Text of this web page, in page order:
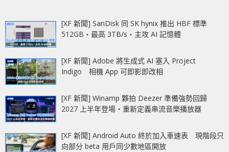
[XF 新聞] SanDisk 同 SK hynix 推出 HBF 標準
512GB‧最高 3TB/s‧主攻 AI 記憶體
[XF 新聞] Adobe 將生成式 AI 塞入 Project
Indigo 相機 App 可即影即改相
[XF 新聞] Winamp 夥拍 Deezer 準備強勢回歸
2027 上半年登場‧重新定義串流音樂播放器
[XF 新聞] Android Auto 終於加入車速表 現階段只
向部分 beta 用戶同少數地區開放